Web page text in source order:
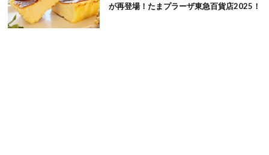
が再登場！たまプラーザ東急百貨店2025！